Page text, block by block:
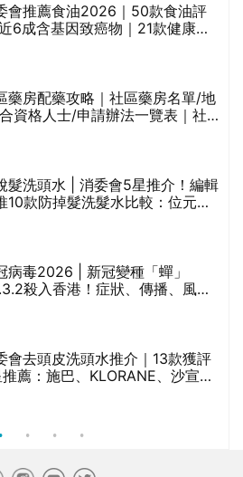
會推薦食油2026｜50款食油評
6成含基因致癌物｜21款健康煮
藥房配藥攻略｜社區藥房名單/地
資格人士/申請辦法一覽表｜社
髮洗頭水 | 消委會5星推介！編輯
10款防掉髮洗髮水比較：位元
病毒2026 | 新冠變種「蟬」
殺入香港！症狀、傳播、風險
會去頭皮洗頭水推介｜13款獲評
薦：施巴、KLORANE、沙宣、